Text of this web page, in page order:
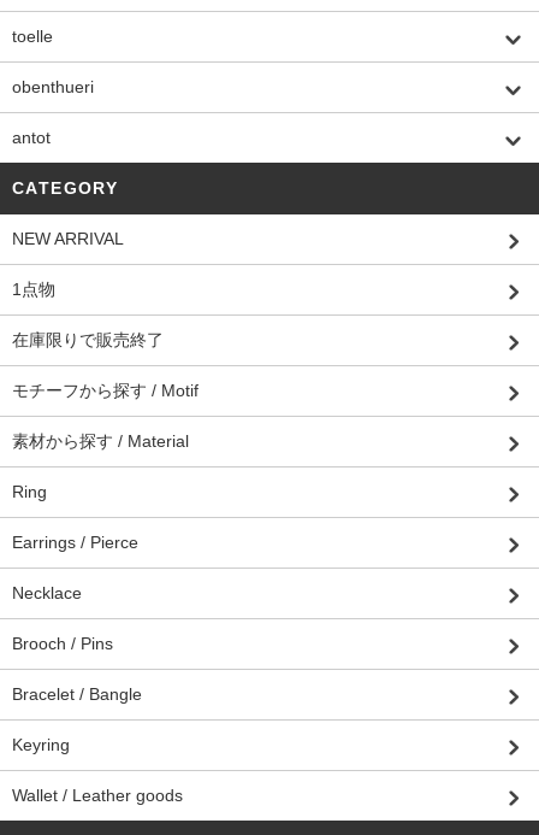
toelle
obenthueri
antot
CATEGORY
NEW ARRIVAL
1点物
在庫限りで販売終了
モチーフから探す / Motif
素材から探す / Material
Ring
Earrings / Pierce
Necklace
Brooch / Pins
Bracelet / Bangle
Keyring
Wallet / Leather goods